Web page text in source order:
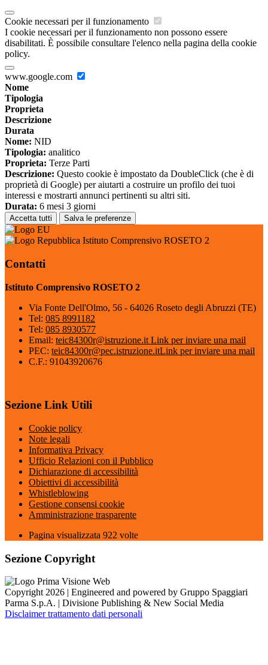
Cookie necessari per il funzionamento
I cookie necessari per il funzionamento non possono essere
disabilitati. È possibile consultare l'elenco nella pagina della cookie
policy.
www.google.com
Nome
Tipologia
Proprieta
Descrizione
Durata
Nome: NID
Tipologia: analitico
Proprieta: Terze Parti
Descrizione: Questo cookie è impostato da DoubleClick (che è di
proprietà di Google) per aiutarti a costruire un profilo dei tuoi
interessi e mostrarti annunci pertinenti su altri siti.
Durata: 6 mesi 3 giorni
Accetta tutti Salva le preferenze
Istituto Comprensivo ROSETO 2
Contatti
Istituto Comprensivo ROSETO 2
Via Fonte Dell'Olmo, 56 - 64026 Roseto degli Abruzzi (TE)
Tel: 085 8991182
Tel: 085 8930577
Email: teic84300r@istruzione.it Link per inviare una mail
PEC: teic84300r@pec.istruzione.itLink per inviare una mail
C.F.: 91043920676
Sezione Link Utili
Cookie policy
Note legali
Informativa Privacy
Ufficio Relazioni con il Pubblico
Dichiarazione di accessibilità
Obiettivi di accessibilità
Whistleblowing
Gestione consensi cookie
Amministrazione trasparente
Pagina visualizzata 922 volte
Sezione Copyright
Copyright 2026 | Engineered and powered by Gruppo Spaggiari
Parma S.p.A. | Divisione Publishing & New Social Media
Disclaimer trattamento dati personali